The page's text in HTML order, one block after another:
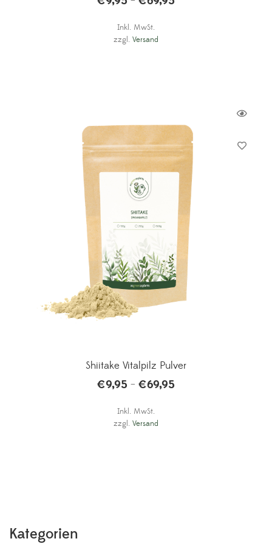
Inkl. MwSt.
zzgl. Versand
Shiitake Vitalpilz Pulver
€9,95 – €69,95
Inkl. MwSt.
zzgl. Versand
Kategorien